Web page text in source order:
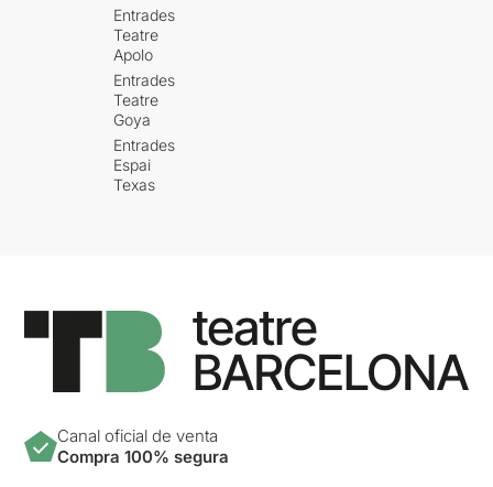
Entrades
Teatre
Apolo
Entrades
Teatre
Goya
Entrades
Espai
Texas
Canal oficial de venta
Compra 100% segura